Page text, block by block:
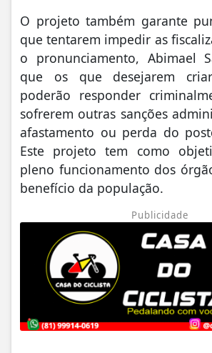
O projeto também garante
que tentarem impedir as
o pronunciamento, Abimael
que os que desejarem
poderão responder
sofrerem outras sanções
afastamento ou perda do
Este projeto tem como
pleno funcionamento dos
benefício da população.
Publicidade